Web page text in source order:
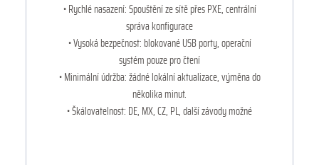
• Rychlé nasazení: Spouštění ze sítě přes PXE, centrální
správa konfigurace
• Vysoká bezpečnost: blokované USB porty, operační
systém pouze pro čtení
• Minimální údržba: žádné lokální aktualizace, výměna do
několika minut.
• Škálovatelnost: DE, MX, CZ, PL, další závody možné